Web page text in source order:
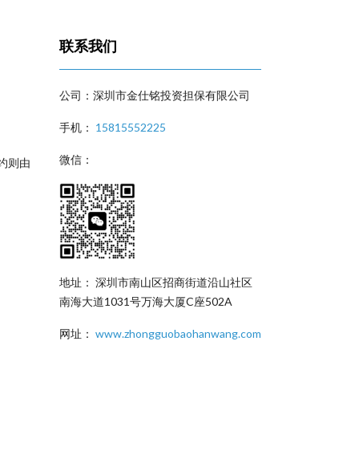
则由
联系我们
公司：深圳市金仕铭投资担保有限公司
手机： 15815552225
微信：
地址： 深圳市南山区招商街道沿山社区
南海大道1031号万海大厦C座502A
网址： www.zhongguobaohanwang.com